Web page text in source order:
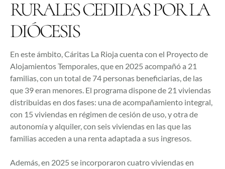
RURALES CEDIDAS POR LA
DIÓCESIS
En este ámbito, Cáritas La Rioja cuenta con el Proyecto de
Alojamientos Temporales, que en 2025 acompañó a 21
familias, con un total de 74 personas beneficiarias, de las
que 39 eran menores. El programa dispone de 21 viviendas
distribuidas en dos fases: una de acompañamiento integral,
con 15 viviendas en régimen de cesión de uso, y otra de
autonomía y alquiler, con seis viviendas en las que las
familias acceden a una renta adaptada a sus ingresos.
Además, en 2025 se incorporaron cuatro viviendas en